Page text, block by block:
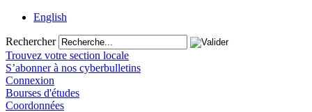
English
Rechercher
Trouvez votre section locale
S’abonner à nos cyberbulletins
Connexion
Bourses d'études
Coordonnées